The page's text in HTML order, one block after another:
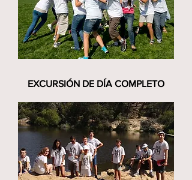
EXCURSIÓN DE DÍA COMPLETO